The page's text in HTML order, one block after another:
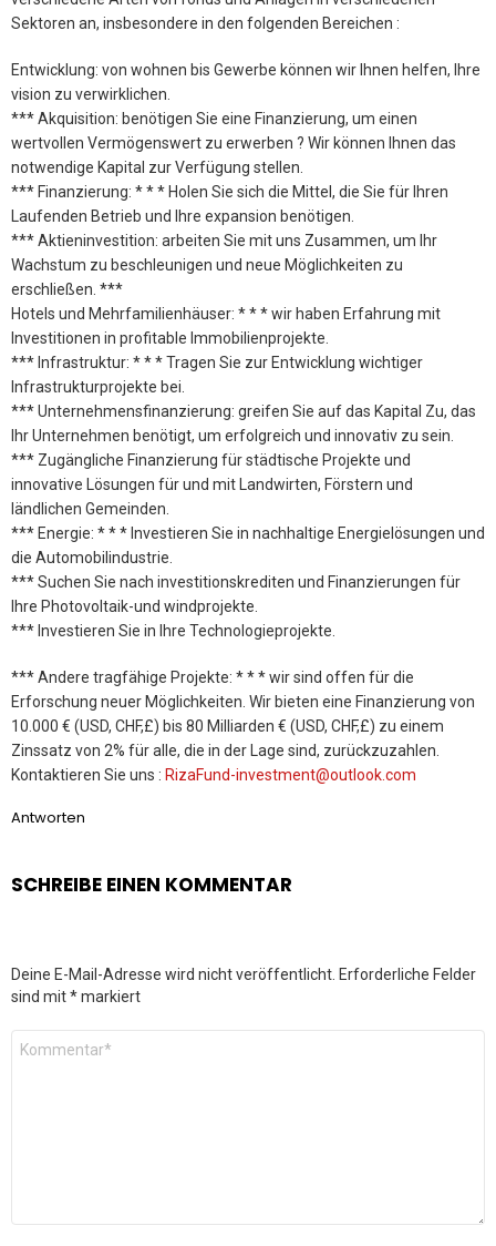
Sektoren an, insbesondere in den folgenden Bereichen :
Entwicklung: von wohnen bis Gewerbe können wir Ihnen helfen, Ihre
vision zu verwirklichen.
*** Akquisition: benötigen Sie eine Finanzierung, um einen
wertvollen Vermögenswert zu erwerben ? Wir können Ihnen das
notwendige Kapital zur Verfügung stellen.
*** Finanzierung: * * * Holen Sie sich die Mittel, die Sie für Ihren
Laufenden Betrieb und Ihre expansion benötigen.
*** Aktieninvestition: arbeiten Sie mit uns Zusammen, um Ihr
Wachstum zu beschleunigen und neue Möglichkeiten zu
erschließen. ***
Hotels und Mehrfamilienhäuser: * * * wir haben Erfahrung mit
Investitionen in profitable Immobilienprojekte.
*** Infrastruktur: * * * Tragen Sie zur Entwicklung wichtiger
Infrastrukturprojekte bei.
*** Unternehmensfinanzierung: greifen Sie auf das Kapital Zu, das
Ihr Unternehmen benötigt, um erfolgreich und innovativ zu sein.
*** Zugängliche Finanzierung für städtische Projekte und
innovative Lösungen für und mit Landwirten, Förstern und
ländlichen Gemeinden.
*** Energie: * * * Investieren Sie in nachhaltige Energielösungen und
die Automobilindustrie.
*** Suchen Sie nach investitionskrediten und Finanzierungen für
Ihre Photovoltaik-und windprojekte.
*** Investieren Sie in Ihre Technologieprojekte.
*** Andere tragfähige Projekte: * * * wir sind offen für die
Erforschung neuer Möglichkeiten. Wir bieten eine Finanzierung von
10.000 € (USD, CHF,£) bis 80 Milliarden € (USD, CHF,£) zu einem
Zinssatz von 2% für alle, die in der Lage sind, zurückzuzahlen.
Kontaktieren Sie uns : RizaFund-investment@outlook.com
Antworten
SCHREIBE EINEN KOMMENTAR
Deine E-Mail-Adresse wird nicht veröffentlicht. Erforderliche Felder
sind mit*markiert
Kommentar